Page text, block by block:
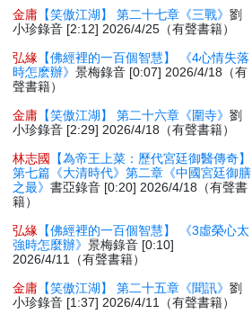
金庸 【笑傲江湖】 第二十七章《三戰》劉
小珍錄音 [2:12] 2026/4/25（有聲書籍）
弘緣 【佛經裡的一百個智慧】 《4心情失落
時怎麽辦》景梅錄音 [0:07] 2026/4/18（有
聲書籍）
金庸 【笑傲江湖】 第二十六章《圍寺》劉
小珍錄音 [2:29] 2026/4/18（有聲書籍）
林志國
【為帝王上菜：歷代宮廷御醫傳奇】
第七篇《大清時代》第二章《中國宮廷御膳
之最》書亞錄音 [0:20] 2026/4/18（有聲書
籍）
弘緣 【佛經裡的一百個智慧】 《3虛榮心太
強時怎麼辦》景梅錄音 [0:10]
2026/4/11（有聲書籍）
金庸 【笑傲江湖】 第二十五章《聞訊》劉
小珍錄音 [1:37] 2026/4/11（有聲書籍）